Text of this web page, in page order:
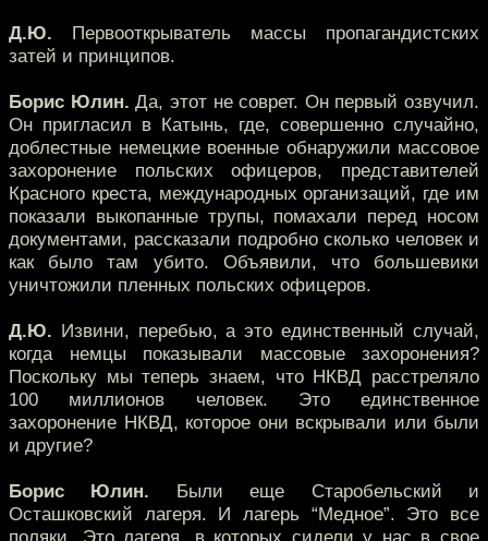
Д.Ю. Первооткрыватель массы пропагандистских
затей и принципов.
Борис Юлин. Да, этот не соврет. Он первый озвучил.
Он пригласил в Катынь, где, совершенно случайно,
доблестные немецкие военные обнаружили массовое
захоронение польских офицеров, представителей
Красного креста, международных организаций, где им
показали выкопанные трупы, помахали перед носом
документами, рассказали подробно сколько человек и
как было там убито. Объявили, что большевики
уничтожили пленных польских офицеров.
Д.Ю. Извини, перебью, а это единственный случай,
когда немцы показывали массовые захоронения?
Поскольку мы теперь знаем, что НКВД расстреляло
100 миллионов человек. Это единственное
захоронение НКВД, которое они вскрывали или были
и другие?
Борис Юлин. Были еще Старобельский и
Осташковский лагеря. И лагерь “Медное”. Это все